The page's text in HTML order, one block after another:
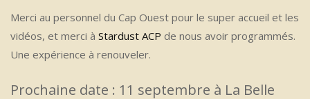
Merci au personnel du Cap Ouest pour le super accueil et les
vidéos, et merci à Stardust ACP de nous avoir programmés.
Une expérience à renouveler.
Prochaine date : 11 septembre à La Belle